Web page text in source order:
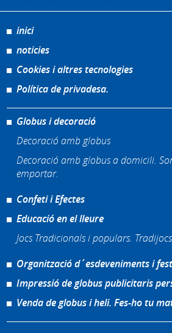
inici
noticies
Cookies i altres tecnologies
Política de privadesa.
Globus i decoració
Decoració amb globus
Decoració amb globus a domicili.
emportar.
Confeti i Efectes
Educació en el lleure
Jocs Tradicionals i populars.
Organització d´esdeveniments i
Impressió de globus publicitaris
Venda de globus i heli. Fes-ho tu